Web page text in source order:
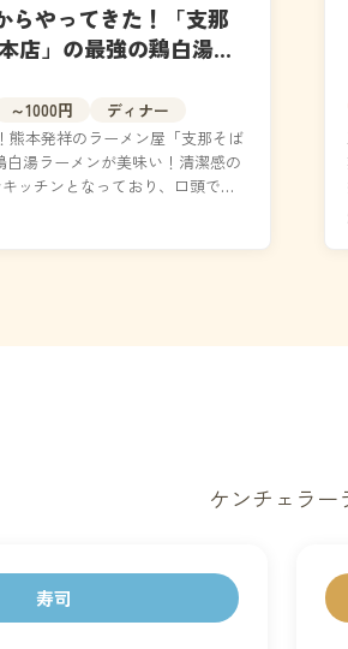
らやってきた！「支那
店」の最強の鶏白湯ラ
～1000円
ディナー
熊本発祥のラーメン屋「支那そば
白湯ラーメンが美味い！清潔感の
ッチンとなっており、口頭で注
間・メニュー・オススメのラー
ケンチェラー
寿司